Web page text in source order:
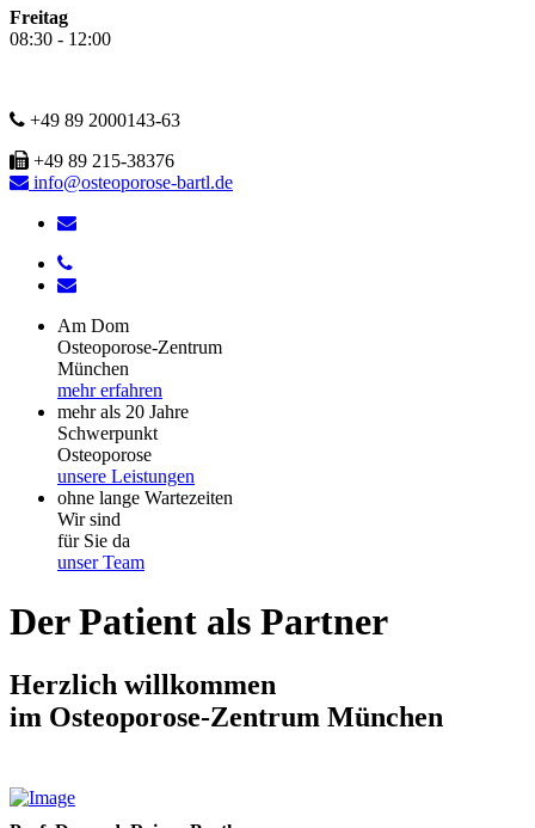
Freitag
08:30 - 12:00
+49 89 2000143-63
+49 89 215-38376
info@osteoporose-bartl.de
Am Dom
Osteoporose-Zentrum
München
mehr erfahren
mehr als 20 Jahre
Schwerpunkt
Osteoporose
unsere Leistungen
ohne lange Wartezeiten
Wir sind
für Sie da
unser Team
Der Patient als Partner
Herzlich willkommen
im Osteoporose-Zentrum München